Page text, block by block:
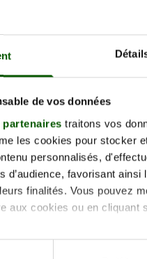
de vos données
partenaires traitons vos
les cookies pour stocker
personnalisés,
d’audience, favorisant
finalités. Vous pouvez
aux cookies ou en cliquant
nous aimerions